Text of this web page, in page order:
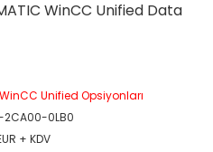
WinCC Unified Data
Unified Opsiyonları
2CA00-0LB0
+ KDV